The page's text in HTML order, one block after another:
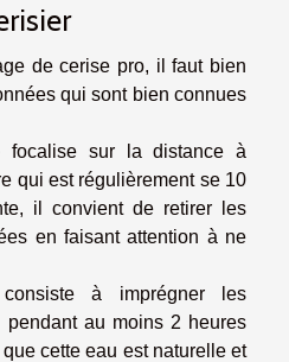
de cerise pro, il faut bien
qui sont bien connues
focalise sur la distance à
qui est régulièrement se 10
il convient de retirer les
en faisant attention à ne
à imprégner les
pendant au moins 2 heures
cette eau est naturelle et